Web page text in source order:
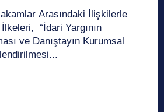
Arasındaki İlişkilerle
“İdari Yargının
ve Danıştayın Kurumsal